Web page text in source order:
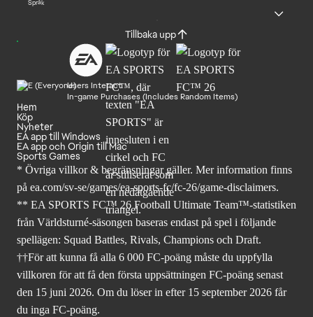
Språk
Tillbaka upp
Users Interact
In-game Purchases (Includes Random Items)
Hem
Köp
Nyheter
EA app till Windows
EA app och Origin till Mac
Sports Games
* Övriga villkor & begränsningar gäller. Merinformation finns
på ea.com/sv-se/games/ea-sports-fc/fc-26/game-disclaimers.
** EA SPORTS FC™ 26 Football Ultimate Team™-statistiken
från Världsturné-säsongen baseras endast på spel i följande
spellägen: Squad Battles, Rivals, Champions och Draft.
††För att kunna få alla 6 000 FC-poäng måste du uppfylla
villkoren för att få den första uppsättningen FC-poäng senast
den 15 juni 2026. Om du löser in efter 15 september 2026 får
du inga FC-poäng.